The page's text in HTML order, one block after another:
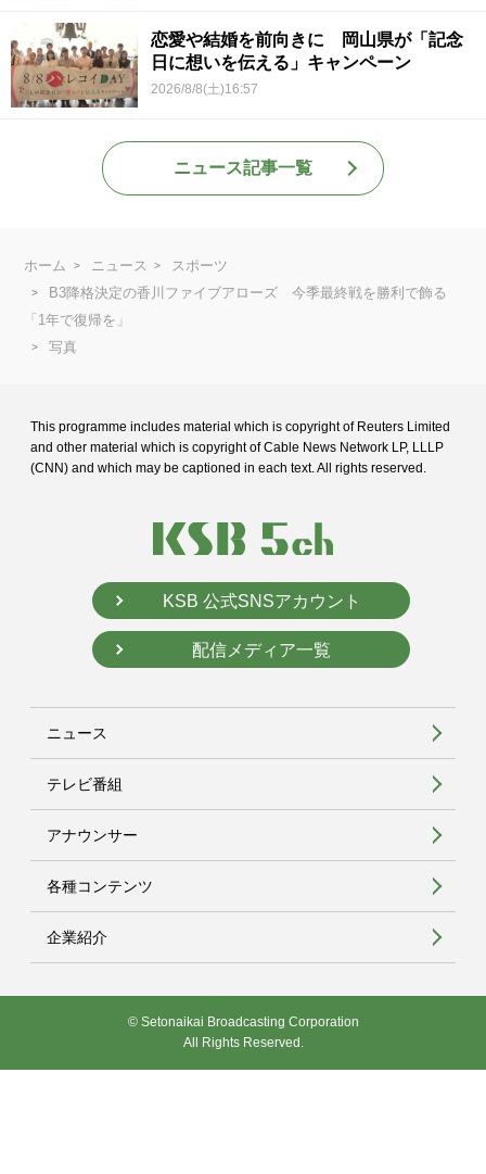
恋愛や結婚を前向きに 岡山県が「記念
日に想いを伝える」キャンペーン
2026/8/8(土)16:57
ニュース記事一覧
ホーム ニュース
スポーツ
B3降格決定の香川ファイブアローズ 今季最終戦を勝利で飾る
「1年で復帰を」
写真
This programme includes material which is copyright of Reuters Limited
and other material which is copyright of Cable News Network LP, LLLP
(CNN) and which may be captioned in each text. All rights reserved.
KSB 公式SNSアカウント
配信メディア一覧
ニュース
テレビ番組
アナウンサー
各種コンテンツ
企業紹介
© Setonaikai Broadcasting Corporation
All Rights Reserved.